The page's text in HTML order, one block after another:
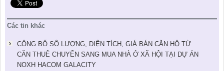
Các tin khác
CÔNG BỐ SÔ LƯỢNG, DIỆN TÍCH, GIÁ BÁN CĂN HỘ TỪ
CĂN THUÊ CHUYỂN SANG MUA NHÀ Ở XÃ HỘI TẠI DỰ ÁN
NOXH HACOM GALACITY